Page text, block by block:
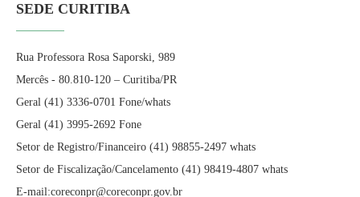
SEDE CURITIBA
Rua Professora Rosa Saporski, 989
Mercês - 80.810-120 – Curitiba/PR
Geral (41) 3336-0701 Fone/whats
Geral (41) 3995-2692 Fone
Setor de Registro/Financeiro (41) 98855-2497 whats
Setor de Fiscalização/Cancelamento (41) 98419-4807 whats
E-mail:coreconpr@coreconpr.gov.br